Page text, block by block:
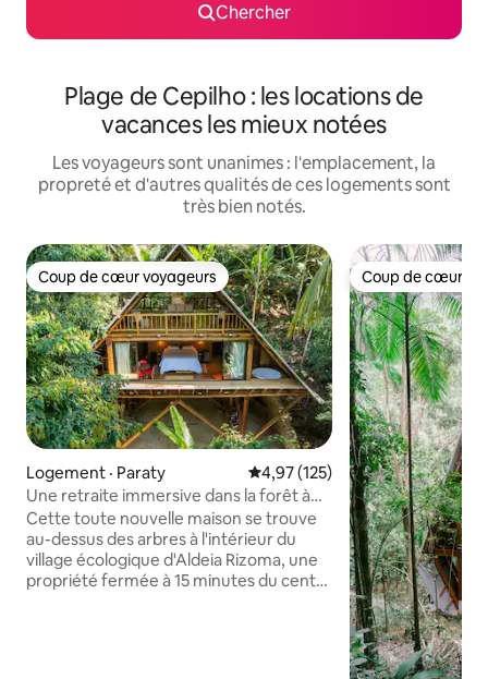
Chercher
Plage de Cepilho : les locations de
vacances les mieux notées
Les voyageurs sont unanimes : l'emplacement, la
propreté et d'autres qualités de ces logements sont
très bien notés.
Coup de cœur voyageurs
Coup de cœur voyageurs
Logement · Paraty Note moyenne de 4,97 sur 5,
4,97 (125)
Une retraite immersive dans la forêt à
Aldeia Rizoma
Cette toute nouvelle maison se trouve
au-dessus des arbres à l'intérieur du
village écologique d'Aldeia Rizoma, une
propriété fermée à 15 minutes du centre
Coup de cœur
Coup de cœur